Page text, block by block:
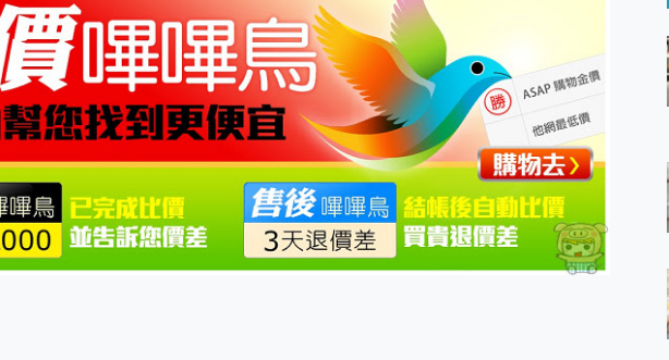
美到讓人超想擁有 moto pad 60 系列 與 Moto | Swarovski razr 60 冰藍限定版本 開箱 評
用的 EaseUS Partition Master 讓您輕鬆的移除與格式化有防寫保護的隨身碟或SD卡
一鍵修復模糊影片、舊照的 AI 好幫手! VideoProc Converter AI 新版全解析 × 年末優惠，
朋友才做選擇 投影機 RGB藍牙音響 氛圍情境燈 我通通都要！ Starfish 2 幻彩膠囊投
生活新體驗
型超吸晴~ 給您絕佳操控體驗 GravaStar Mercury K1 系列 異星機械鍵盤與 Mercury X
箱~變身「蜘蛛人」椅子軍師！MSI MPG 491CQP QD-OLED 超寬曲面電競螢幕，多工
17 系列 有認證的防護來囉！ imos 首家導入 UL MCV 行銷宣告驗證的手機配件
Osmo Pocket 3 爽爽帶回家 歡慶 EaseUS 21 週年到來，「Slogan 海報徵稿活動」
巧好吸不擋鏡頭 有Qi2認證的 ONPRO MagReact MXs2 5000mAh薄型磁吸無線急速行
走動的冷暖氣 SONY REON POCKET PRO 穿戴式智慧冷暖調溫裝置 開箱 評測
可夢飛人外掛iToolab AnyGo全新升級，GO Fest 五折優惠嗨翻天！支援 iOS/Android！
超好用的 PLAUD NotePin AI 智慧錄音膠囊~ 您的AI 秘書已上線 每月免費送你 300分鐘
COMPUTEX 2025 來囉！AGI亞奇雷 AI・Gaming・創作儲存方案登場，趕快來AGI亞奇